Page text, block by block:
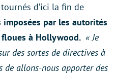
d’ici la fin de
par les autorités
à Hollywood. « Je
des sortes de directives à
de allons-nous apporter des